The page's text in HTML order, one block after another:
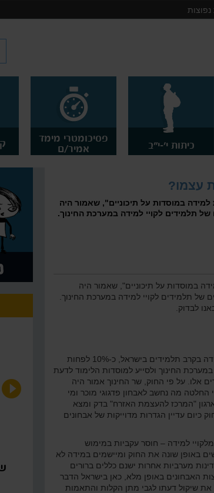
כיתות י'-י"ב
פסיכומטרי מימד
אמיר/ם
עצמו?
במוסדות על תיכוניים", שאמור היה
תלמידים לקויי למידה במערכת החינוך.
במוסדות על תיכוניים", שאמור היה
של תלמידים לקויי למידה במערכת החינוך.
לבדוק.
כאשר התבררה התמונה האמיתית של היקף לקויות הלמידה בקרב תלמידים בישראל, כ-10% לפחות
החינוך ולסייע למוסדות הלימוד לדעת
אלו. על פי החוק, שר החינוך אמור היה
מה נחשב לאבחון פדגוגי מוכר ומי
"המרכז להעצמת האזרח" בדק ומצא
כיום עדיין הגדרות מדוייקות של אבחונים
למידה – חוסר עקביות במימוש
באופן שונה את החוק ומיישמים במידה לא
מערביות אחרות ישנם כללים ברורים
האבחונים באופן מלא, כאן בישראל הדבר
את שיקול דעתו לגבי מתן הקלות והתאמות
אחוזים מתארים חלק של כמות
באופנים